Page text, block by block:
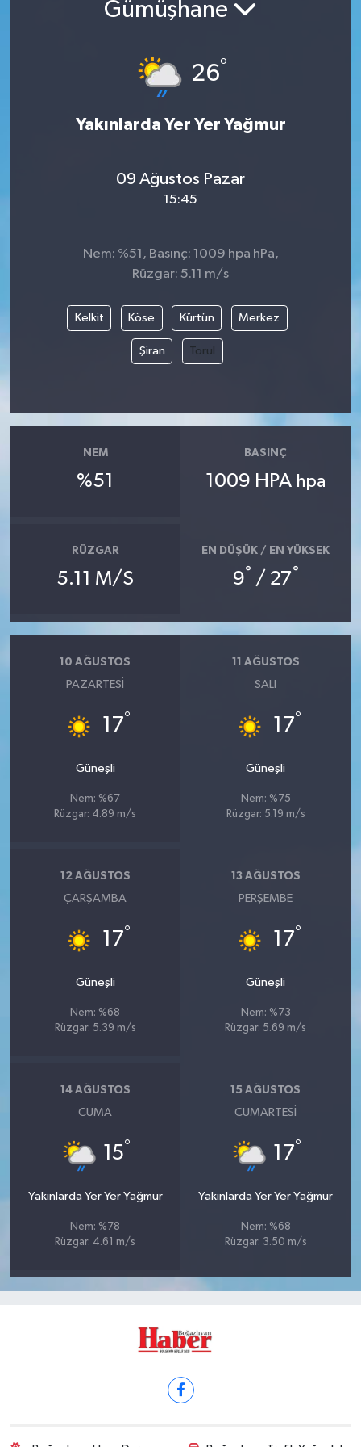
Gümüşhane
26°
Yakınlarda Yer Yer Yağmur
09 Ağustos Pazar
15:45
Nem: %51, Basınç: 1009 hpa hPa,
Rüzgar: 5.11 m/s
Kelkit Köse Kürtün Merkez
Şiran Torul
NEM
%51
BASINÇ
1009 HPA hpa
RÜZGAR
5.11 M/S
EN DÜŞÜK / EN YÜKSEK
9° / 27°
10 AĞUSTOS
PAZARTESI
17°
Güneşli
Nem: %67
Rüzgar: 4.89 m/s
11 AĞUSTOS
SALI
17°
Güneşli
Nem: %75
Rüzgar: 5.19 m/s
12 AĞUSTOS
ÇARŞAMBA
17°
Güneşli
Nem: %68
Rüzgar: 5.39 m/s
13 AĞUSTOS
PERŞEMBE
17°
Güneşli
Nem: %73
Rüzgar: 5.69 m/s
14 AĞUSTOS
CUMA
15°
Yakınlarda Yer Yer Yağmur
Nem: %78
Rüzgar: 4.61 m/s
15 AĞUSTOS
CUMARTESI
17°
Yakınlarda Yer Yer Yağmur
Nem: %68
Rüzgar: 3.50 m/s